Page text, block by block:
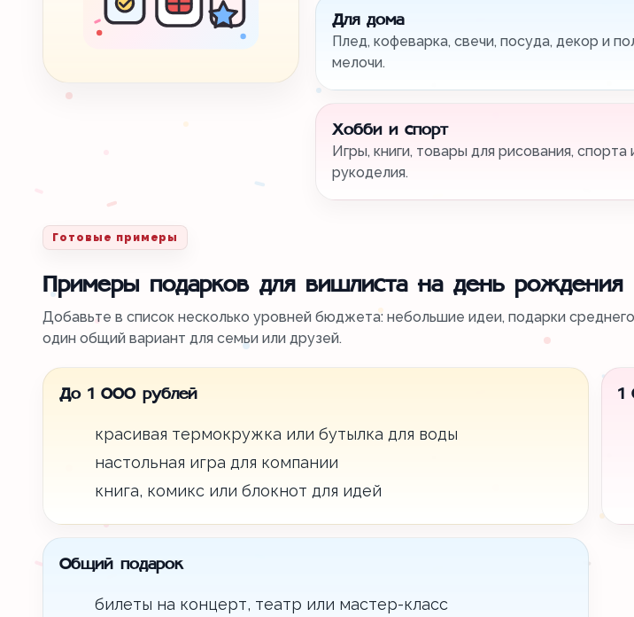
Для дома
Плед, кофеварка, свечи, посуда, декор и
мелочи.
Хобби и спорт
Игры, книги, товары для рисования, спорта
рукоделия.
Готовые примеры
Примеры подарков для вишлиста на день рождения
Добавьте в список несколько уровней бюджета: небольшие идеи, подарки
один общий вариант для семьи или друзей.
До 1 000 рублей
красивая термокружка или бутылка для воды
настольная игра для компании
книга, комикс или блокнот для идей
1
Общий подарок
билеты на концерт, театр или мастер-класс